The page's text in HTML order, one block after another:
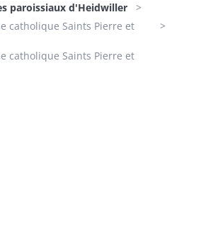
paroissiaux d'Heidwiller
catholique Saints Pierre et
catholique Saints Pierre et